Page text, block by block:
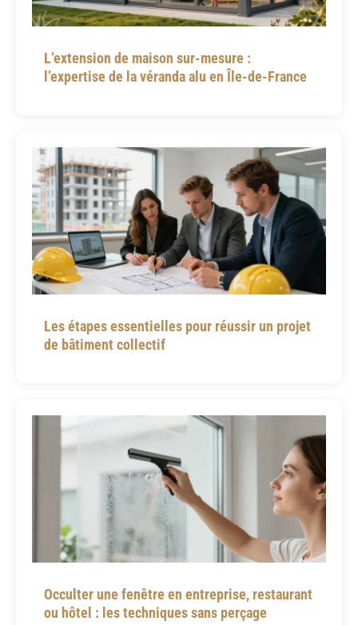
L’extension de maison sur-mesure :
l’expertise de la véranda alu en Île-de-France
Les étapes essentielles pour réussir un projet
de bâtiment collectif
Occulter une fenêtre en entreprise, restaurant
ou hôtel : les techniques sans perçage